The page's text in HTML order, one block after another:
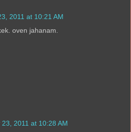
2011 at 10:21 AM
oven jahanam.
2011 at 10:28 AM